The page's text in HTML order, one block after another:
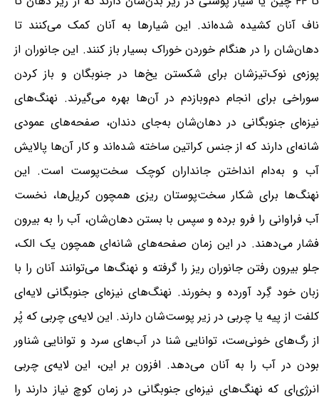
ناف آنان کشیده شده‌اند. این شیارها به آنان کمک می‌کنند تا
دهان‌شان را در هنگام خوردن خوراک بسیار باز کنند. این جانوران از
پوزه‌ی نوک‌تیزشان برای شکستن یخ‌ها در جنوبگان و باز کردن
سوراخی برای انجام دم‌وبازدم در آن‌ها بهره می‌گیرند. نهنگ‌های
نیزه‌ای جنوبگانی در دهان‌شان به‌جای دندان، صفحه‌های عمودی
شانه‌ای دارند که از جنس کراتین ساخته شده‌اند و کار آن‌ها پالایش
آب و به‌دام انداختن جانداران کوچک سخت‌پوست است. این
نهنگ‌ها برای شکار سخت‌پوستان ریزی همچون کریل‌ها، نخست
آب فراوانی را فرو برده و سپس با بستن دهان‌شان، آب را به بیرون
فشار می‌دهند. در این زمان صفحه‌های شانه‌ای همچون یک الک،
جلو بیرون رفتن جانوران ریز را گرفته و نهنگ‌ها می‌توانند آنان را با
زبان خود گِرد آورده و بخورند. نهنگ‌های نیزه‌ای جنوبگانی لایه‌ای
کلفت از پیه یا چربی در زیر پوست‌شان دارند. این لایه‌ی چربی که پُر
از رگ‌های خونی‌ست، توانایی شنا در آب‌های سرد و توانایی شناور
بودن در آب را به آنان می‌دهد. افزون بر این، این لایه‌ی چربی
انرژی‌ای که نهنگ‌های نیزه‌ای جنوبگانی در زمان کوچ نیاز دارند را